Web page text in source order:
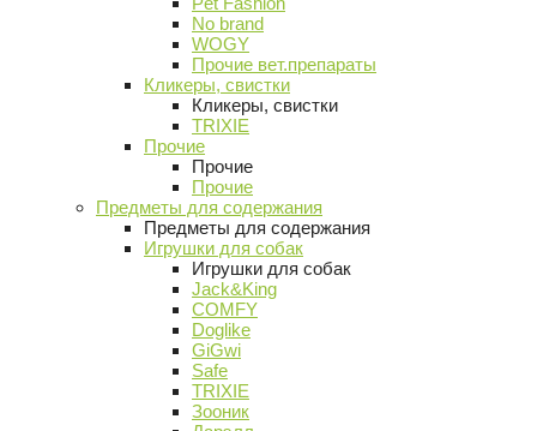
No brand
WOGY
Прочие вет.препараты
Кликеры, свистки
Кликеры, свистки
TRIXIE
Прочие
Прочие
Прочие
Предметы для содержания
Предметы для содержания
Игрушки для собак
Игрушки для собак
Jack&King
COMFY
Doglike
GiGwi
Safe
TRIXIE
Зооник